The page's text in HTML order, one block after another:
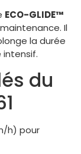
ECO-GLIDE™
Il
la durée
intensif.
du
h) pour